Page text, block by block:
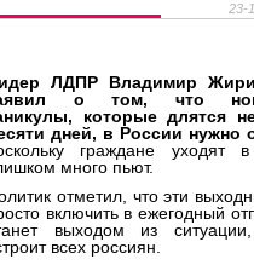
23-
ЛДПР Владимир
о том, что
которые длятся
дней, в России нужно
граждане уходят
много пьют.
отметил, что эти
включить в ежегодный
выходом из
всех россиян.